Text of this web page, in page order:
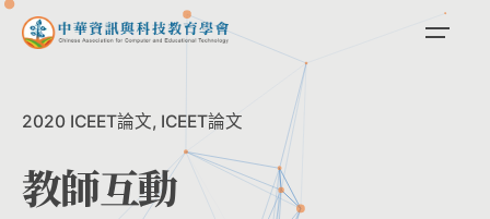
Skip
2020 ICEET論文 ICEET論文
教師互動